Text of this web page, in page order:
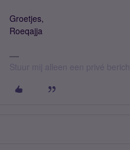
Groetjes,
Roeqajja
Stuur mij alleen een privé